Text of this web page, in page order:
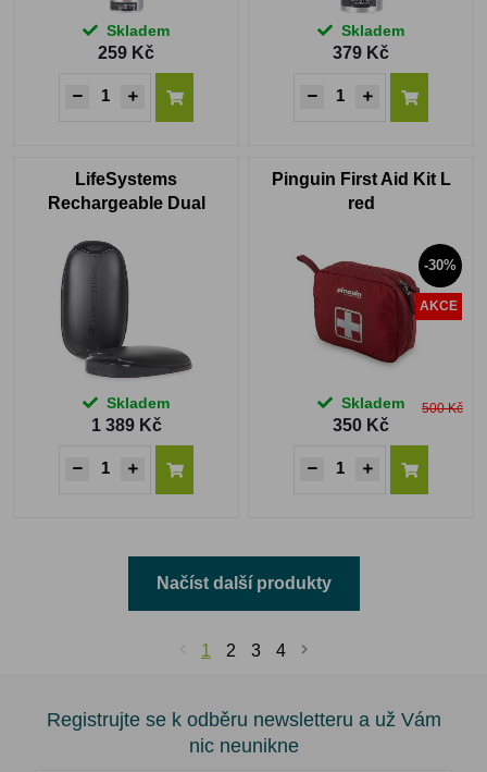
Skladem
259 Kč
Skladem
379 Kč
LifeSystems
Rechargeable Dual
10000mAh
Skladem
1 389 Kč
Pinguin First Aid Kit L
red
-30%
AKCE
Skladem 500 Kč
350 Kč
Načíst další produkty
1 2 3 4
Registrujte se k odběru newsletteru a už Vám
nic neunikne